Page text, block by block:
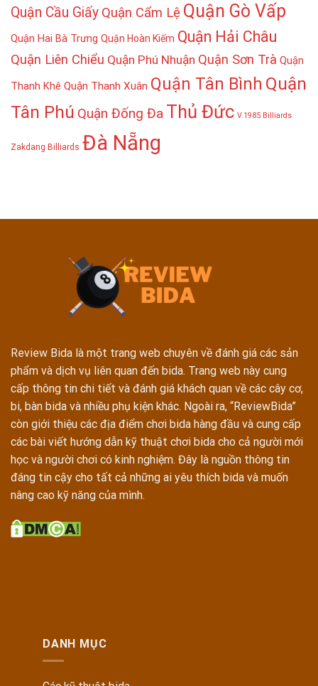
Quận Cầu Giấy Quận Cẩm Lệ Quận Gò Vấp
Quận Hai Bà Trưng Quận Hoàn Kiếm Quận Hải Châu
Quận Liên Chiểu Quận Phú Nhuận Quận Sơn Trà Quận
Thanh Khê Quận Thanh Xuân Quận Tân Bình Quận
Tân Phú Quận Đống Đa Thủ Đức V.1985 Billiards
Zakdang Billiards Đà Nẵng
Review Bida là một trang web chuyên về đánh giá các sản
phẩm và dịch vụ liên quan đến bida. Trang web này cung
cấp thông tin chi tiết và đánh giá khách quan về các cây cơ,
bi, bàn bida và nhiều phụ kiện khác. Ngoài ra, “ReviewBida”
còn giới thiệu các địa điểm chơi bida hàng đầu và cung cấp
các bài viết hướng dẫn kỹ thuật chơi bida cho cả người mới
học và người chơi có kinh nghiệm. Đây là nguồn thông tin
đáng tin cậy cho tất cả những ai yêu thích bida và muốn
nâng cao kỹ năng của mình.
DANH MỤC